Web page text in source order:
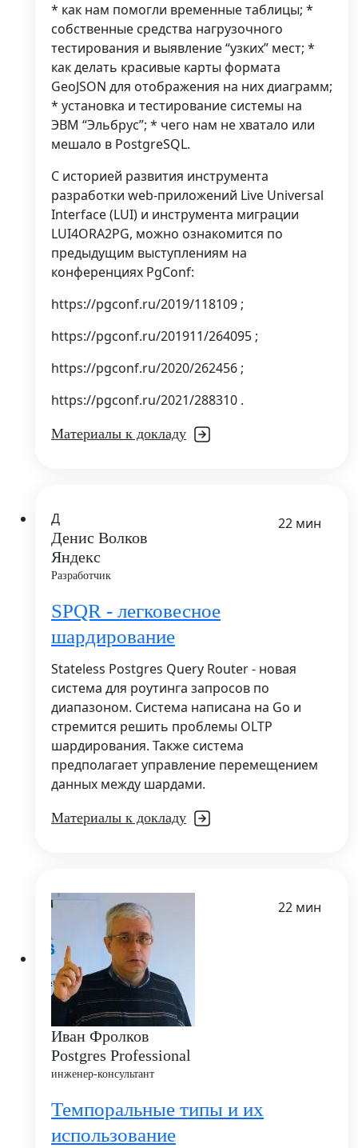
* как нам помогли временные таблицы; *
собственные средства нагрузочного
тестирования и выявление “узких” мест; *
как делать красивые карты формата
GeoJSON для отображения на них диаграмм;
* установка и тестирование системы на
ЭВМ “Эльбрус”; * чего нам не хватало или
мешало в PostgreSQL.
С историей развития инструмента
разработки web-приложений Live Universal
Interface (LUI) и инструмента миграции
LUI4ORA2PG, можно ознакомится по
предыдущим выступлениям на
конференциях PgConf:
https://pgconf.ru/2019/118109 ;
https://pgconf.ru/201911/264095 ;
https://pgconf.ru/2020/262456 ;
https://pgconf.ru/2021/288310 .
Материалы к докладу
Д
Денис Волков
Яндекс
Разработчик
22 мин
SPQR - легковесное
шардирование
Stateless Postgres Query Router - новая
система для роутинга запросов по
диапазоном. Система написана на Go и
стремится решить проблемы OLTP
шардирования. Также система
предполагает управление перемещением
данных между шардами.
Материалы к докладу
Иван Фролков
Postgres Professional
инженер-консультант
22 мин
Темпоральные типы и их
использование